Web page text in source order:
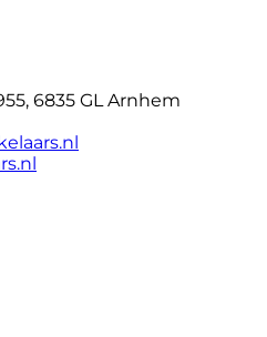
6835 GL Arnhem